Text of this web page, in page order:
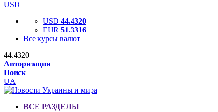
USD
USD 44.4320
EUR 51.3316
Все курсы валют
44.4320
Авторизация
Поиск
UA
ВСЕ РАЗДЕЛЫ